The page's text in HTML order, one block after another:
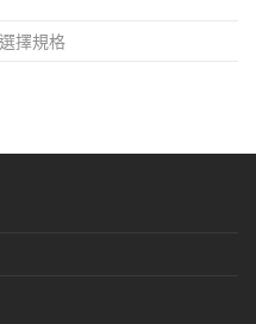
選擇規格
product